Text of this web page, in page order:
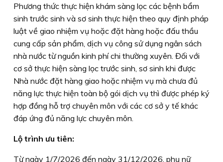
Phương thức thực hiện khám sàng lọc các bệnh bẩm
sinh trước sinh và sơ sinh thực hiện theo quy định pháp
luật về giao nhiệm vụ hoặc đặt hàng hoặc đấu thầu
cung cấp sản phẩm, dịch vụ công sử dụng ngân sách
nhà nước từ nguồn kinh phí chi thường xuyên. Đối với
cơ sở thực hiện sàng lọc trước sinh, sơ sinh khi được
Nhà nước đặt hàng giao hoặc nhiệm vụ mà chưa đủ
năng lực thực hiện toàn bộ gói dịch vụ thì được phép ký
hợp đồng hỗ trợ chuyên môn với các cơ sở y tế khác
đáp ứng đủ năng lực chuyên môn.
Lộ trình ưu tiên:
Từ ngày 1/7/2026 đến ngày 31/12/2026, phụ nữ